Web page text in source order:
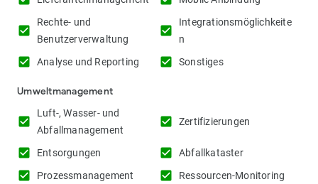
check_box
Rechte- und
Benutzerverwaltung
check_box
Integrationsmöglichkeite
n
check_box Analyse und Reporting check_box Sonstiges
Umweltmanagement
check_box
Luft-, Wasser- und
Abfallmanagement
check_box Zertifizierungen
check_box Entsorgungen check_box Abfallkataster
check_box Prozessmanagement check_box Ressourcen-Monitoring